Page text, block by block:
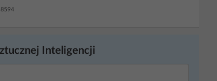
Inteligencji